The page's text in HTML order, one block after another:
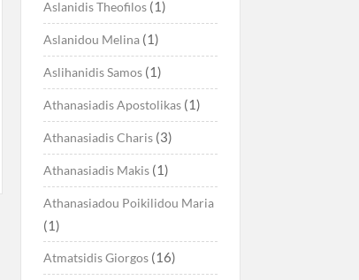
Aslanidis Theofilos(1)
Aslanidou Melina(1)
Aslihanidis Samos(1)
Athanasiadis Apostolikas(1)
Athanasiadis Charis(3)
Athanasiadis Makis(1)
Athanasiadou Poikilidou Maria
(1)
Atmatsidis Giorgos(16)